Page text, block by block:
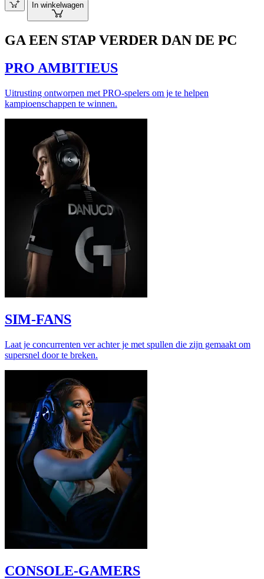
In winkelwagen
GA EEN STAP VERDER DAN DE PC
PRO AMBITIEUS
Uitrusting ontworpen met PRO-spelers om je te helpen
kampioenschappen te winnen.
SIM-FANS
Laat je concurrenten ver achter je met spullen die zijn gemaakt om
supersnel door te breken.
CONSOLE-GAMERS